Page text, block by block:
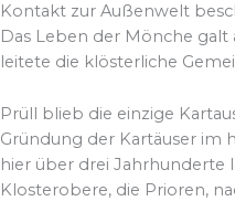
Kontakt zur Außenwelt
Das Leben der Mönche
leitete die klösterliche
Prüll blieb die einzige
Gründung der Kartäuser im
hier über drei Jahrhunderte
Klosterobere, die Prioren,